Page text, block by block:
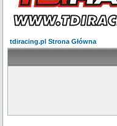
tdiracing.pl Strona Główna